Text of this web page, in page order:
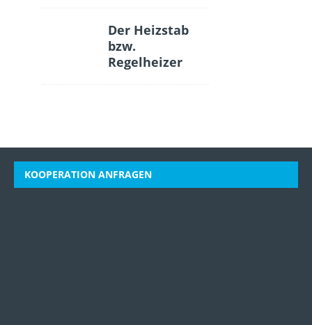
Der Heizstab
bzw.
Regelheizer
KOOPERATION ANFRAGEN